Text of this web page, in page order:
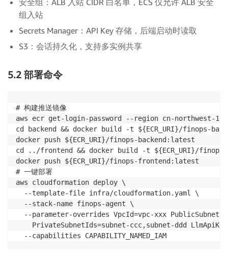
安全组：ALB 入站 CIDR 白名单，ECS 仅允许 ALB 安全
组入站
Secrets Manager：API Key 存储，后端启动时读取
S3：会话持久化，支持多实例共享
5.2 部署命令
# 构建推送镜像
aws ecr get-login-password --region cn-northwest-1 |
cd backend && docker build -t ${ECR_URI}/finops-
docker push ${ECR_URI}/finops-backend:latest
cd ../frontend && docker build -t ${ECR_URI}/
docker push ${ECR_URI}/finops-frontend:latest
# 一键部署
aws cloudformation deploy \
  --template-file infra/cloudformation.yaml \
  --stack-name finops-agent \
--parameter-overrides VpcId=vpc-xxx
PrivateSubnetIds=subnet-ccc,subnet-ddd